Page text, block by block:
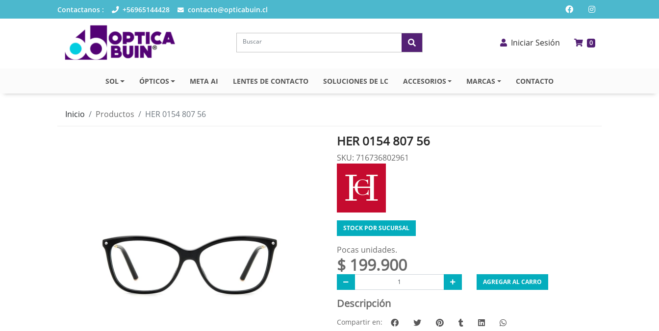
Contactanos : +56965144428 contacto@opticabuin.cl
Iniciar Sesión 0
SOL ÓPTICOS META AI LENTES DE CONTACTO SOLUCIONES DE LC ACCESORIOS MARCAS CONTACTO
Inicio Productos HER 0154 807 56
HER 0154 807 56
SKU: 716736802961
STOCK POR SUCURSAL
Pocas unidades.
$ 199.900
AGREGAR AL CARRO
Descripción
Compartir en: